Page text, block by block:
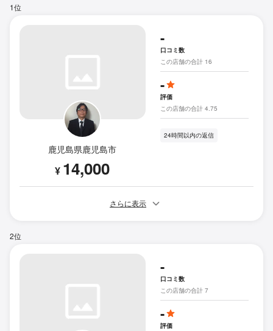
1位
鹿児島県鹿児島市
¥ 14,000
-
口コミ数
この店舗の合計 16
-
評価
この店舗の合計 4.75
24時間以内の返信
さらに表示
2位
-
口コミ数
この店舗の合計 7
-
評価